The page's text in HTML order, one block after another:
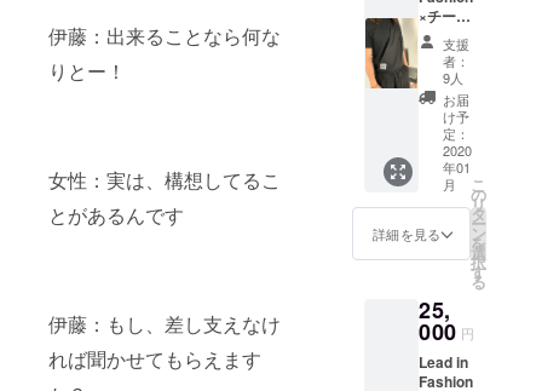
伊藤：出来ることなら何な
りとー！
女性：実は、構想してるこ
とがあるんです
伊藤：もし、差し支えなけ
れば聞かせてもらえます
3か月ほど
前、チーム
ブレインと
いう半身麻
痺の方のグ
ループの方
とたまたま
と知り合い
そこでスリ
ングという
機能が備
に、希
望サイ
ズ、肩
結び位
置（右
肩で結
ぶ、左
肩で結
ぶ）を
ご指定
くださ
い。 ※
結びの
方が方
に上げ
やす
く、左
×チーム
ブレイ
ン今共
同開
発 半
身麻痺
対応ス
リング
シャツ
(半袖
カラー
BK サイ
ズ
XS,S,M,
枚をお
送りし
ます。
ご支援
の際
支援
者：
9人
お届
け予
定：
2020
年01
月
詳細を見る
こ
の
リ
タ
ー
ン
を
選
択
す
る
25,
000 円
Lead in
Fashion